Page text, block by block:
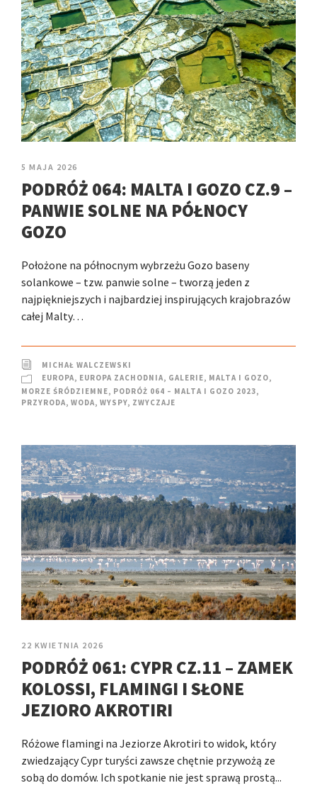
5 MAJA 2026
PODRÓŻ 064: MALTA I GOZO CZ.9 –
PANWIE SOLNE NA PÓŁNOCY
GOZO
Położone na północnym wybrzeżu Gozo baseny
solankowe – tzw. panwie solne – tworzą jeden z
najpiękniejszych i najbardziej inspirujących krajobrazów
całej Malty…
MICHAŁ WALCZEWSKI
EUROPA, EUROPA ZACHODNIA, GALERIE, MALTA I GOZO,
MORZE ŚRÓDZIEMNE, PODRÓŻ 064 – MALTA I GOZO 2023,
PRZYRODA, WODA, WYSPY, ZWYCZAJE
22 KWIETNIA 2026
PODRÓŻ 061: CYPR CZ.11 – ZAMEK
KOLOSSI, FLAMINGI I SŁONE
JEZIORO AKROTIRI
Różowe flamingi na Jeziorze Akrotiri to widok, który
zwiedzający Cypr turyści zawsze chętnie przywożą ze
sobą do domów. Ich spotkanie nie jest sprawą prostą...